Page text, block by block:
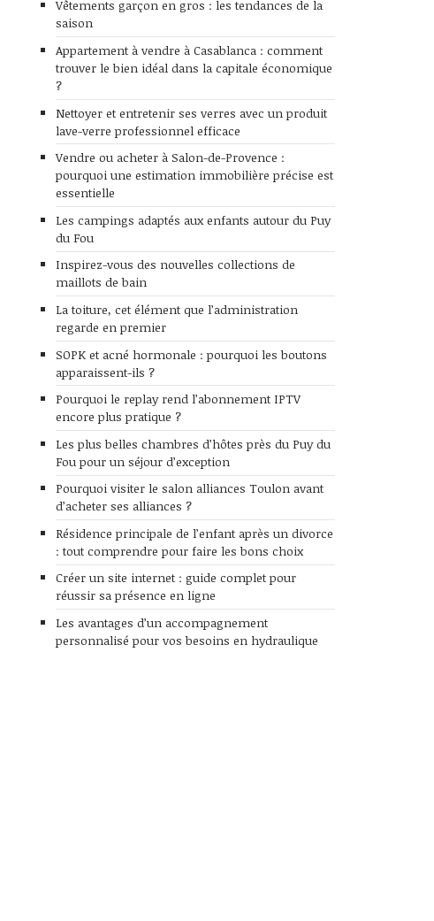
Vêtements garçon en gros : les tendances de la
saison
Appartement à vendre à Casablanca : comment
trouver le bien idéal dans la capitale économique
?
Nettoyer et entretenir ses verres avec un produit
lave-verre professionnel efficace
Vendre ou acheter à Salon-de-Provence :
pourquoi une estimation immobilière précise est
essentielle
Les campings adaptés aux enfants autour du Puy
du Fou
Inspirez-vous des nouvelles collections de
maillots de bain
La toiture, cet élément que l’administration
regarde en premier
SOPK et acné hormonale : pourquoi les boutons
apparaissent-ils ?
Pourquoi le replay rend l’abonnement IPTV
encore plus pratique ?
Les plus belles chambres d’hôtes près du Puy du
Fou pour un séjour d’exception
Pourquoi visiter le salon alliances Toulon avant
d’acheter ses alliances ?
Résidence principale de l’enfant après un divorce
: tout comprendre pour faire les bons choix
Créer un site internet : guide complet pour
réussir sa présence en ligne
Les avantages d’un accompagnement
personnalisé pour vos besoins en hydraulique